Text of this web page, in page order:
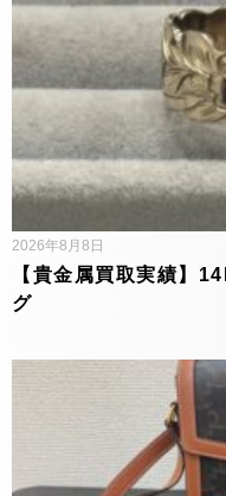
【貴金属買取実績】
グ
2026年8月8日